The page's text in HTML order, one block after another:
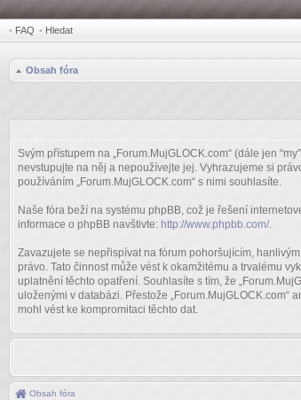
• FAQ • Hledat
Obsah fóra
Svým přístupem na „Forum.MujGLOCK.com“ (dále jen
nevstupujte na něj a nepoužívejte jej. Vyhrazujeme si
používáním „Forum.MujGLOCK.com“ s nimi souhlasíte.
Naše fóra beží na systému phpBB, což je řešení
informace o phpBB navštivte: http://www.phpbb.com/
Zavazujete se nepřispívat na fórum pohoršujícím,
právo. Tato činnost může vést k okamžitému a trvalému
uplatnění těchto opatření. Souhlasíte s tím, že
uloženými v databázi. Přestože „Forum.MujGLOCK.com“
mohl vést ke kompromitaci těchto dat.
Obsah fóra